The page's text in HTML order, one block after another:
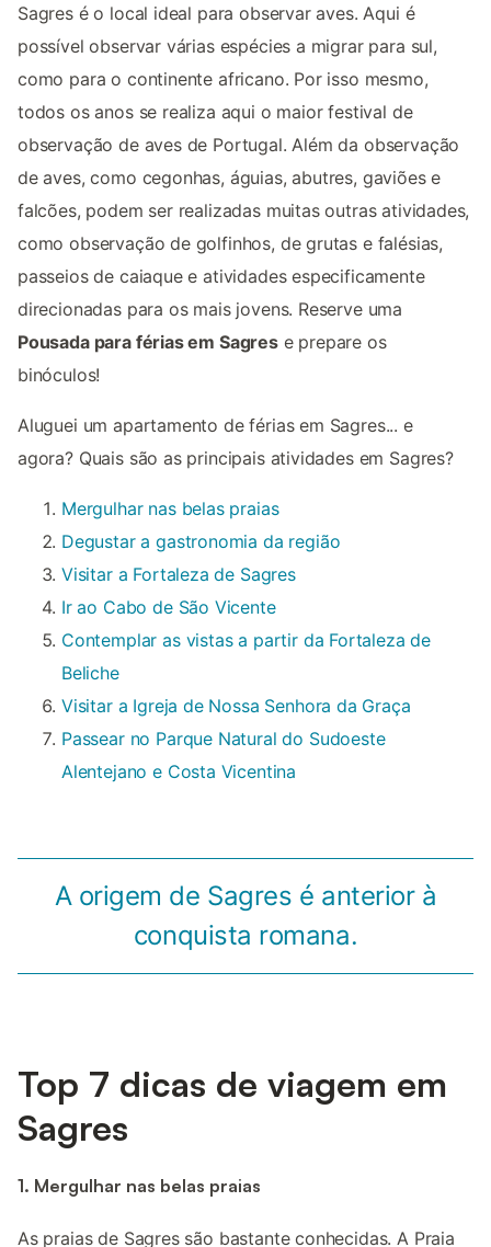
Sagres é o local ideal para observar aves. Aqui é
possível observar várias espécies a migrar para sul,
como para o continente africano. Por isso mesmo,
todos os anos se realiza aqui o maior festival de
observação de aves de Portugal. Além da observação
de aves, como cegonhas, águias, abutres, gaviões e
falcões, podem ser realizadas muitas outras atividades,
como observação de golfinhos, de grutas e falésias,
passeios de caiaque e atividades especificamente
direcionadas para os mais jovens. Reserve uma
Pousada para férias em Sagrese prepare os
binóculos!
Aluguei um apartamento de férias em Sagres... e
agora? Quais são as principais atividades em Sagres?
Mergulhar nas belas praias
Degustar a gastronomia da região
Visitar a Fortaleza de Sagres
Ir ao Cabo de São Vicente
Contemplar as vistas a partir da Fortaleza de
Beliche
Visitar a Igreja de Nossa Senhora da Graça
Passear no Parque Natural do Sudoeste
Alentejano e Costa Vicentina
A origem de Sagres é anterior à
conquista romana.
Top 7 dicas de viagem em
Sagres
1. Mergulhar nas belas praias
As praias de Sagres são bastante conhecidas. A Praia